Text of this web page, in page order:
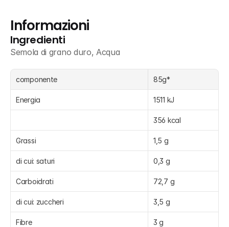
Informazioni
Ingredienti
Semola di grano duro, Acqua
componente 85g*
Energia 1511 kJ
356 kcal
Grassi 1,5 g
di cui: saturi 0,3 g
Carboidrati 72,7 g
di cui: zuccheri 3,5 g
Fibre 3 g